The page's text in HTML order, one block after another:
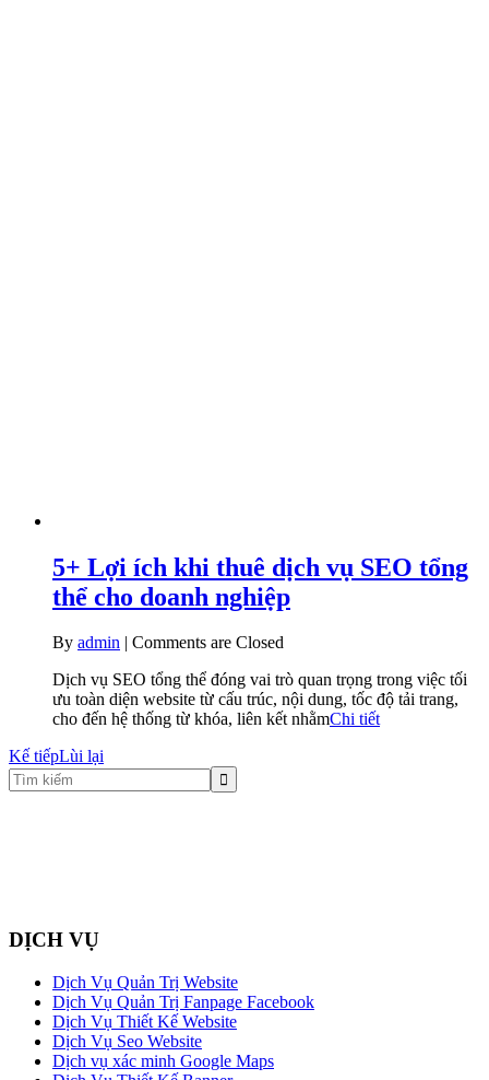
5+ Lợi ích khi thuê dịch vụ SEO tổng
thể cho doanh nghiệp
By admin | Comments are Closed
Dịch vụ SEO tổng thể đóng vai trò quan trọng trong việc tối
ưu toàn diện website từ cấu trúc, nội dung, tốc độ tải trang,
cho đến hệ thống từ khóa, liên kết nhằmChi tiết
Kế tiếpLùi lại
DỊCH VỤ
Dịch Vụ Quản Trị Website
Dịch Vụ Quản Trị Fanpage Facebook
Dịch Vụ Thiết Kế Website
Dịch Vụ Seo Website
Dịch vụ xác minh Google Maps